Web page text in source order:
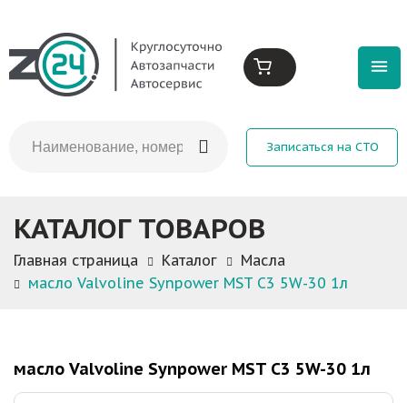
Записаться на СТО
КАТАЛОГ ТОВАРОВ
Главная страница Каталог
Масла
масло Valvoline Synpower MST C3 5W-30 1л
масло Valvoline Synpower MST C3 5W-30 1л